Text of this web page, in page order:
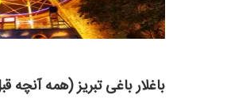
باغلار باغی تبریز (همه آنچه